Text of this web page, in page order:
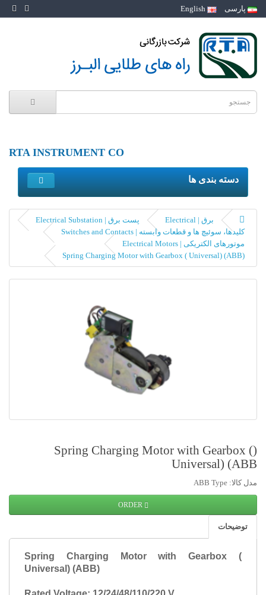
پارسی
RTA INSTRUMENT CO
دسته بندی ها
برق | Electrical
پست برق | Electrical Substation
کلیدها، سوئیچ ها و قطعات وابسته | Switches and Contacts
موتورهای الکتریکی | Electrical Motors
(Spring Charging Motor with Gearbox ( Universal) (ABB
(Spring Charging Motor with Gearbox (
Universal) (ABB
مدل کالا: ABB Type
ORDER
توضیحات
Spring Charging Motor with Gearbox (
Universal) (ABB)